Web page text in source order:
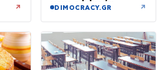
↗
κίνδυνος πυρκαγιάς
DIMOCRACY.GR ↗